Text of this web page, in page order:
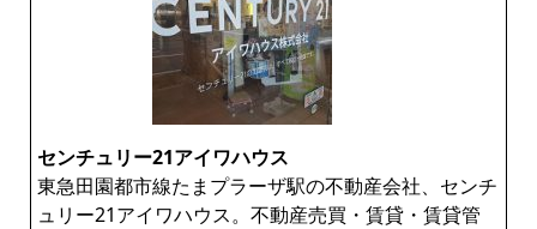
センチュリー21アイワハウス
東急田園都市線たまプラーザ駅の不動産会社、センチ
ュリー21アイワハウス。不動産売買・賃貸・賃貸管